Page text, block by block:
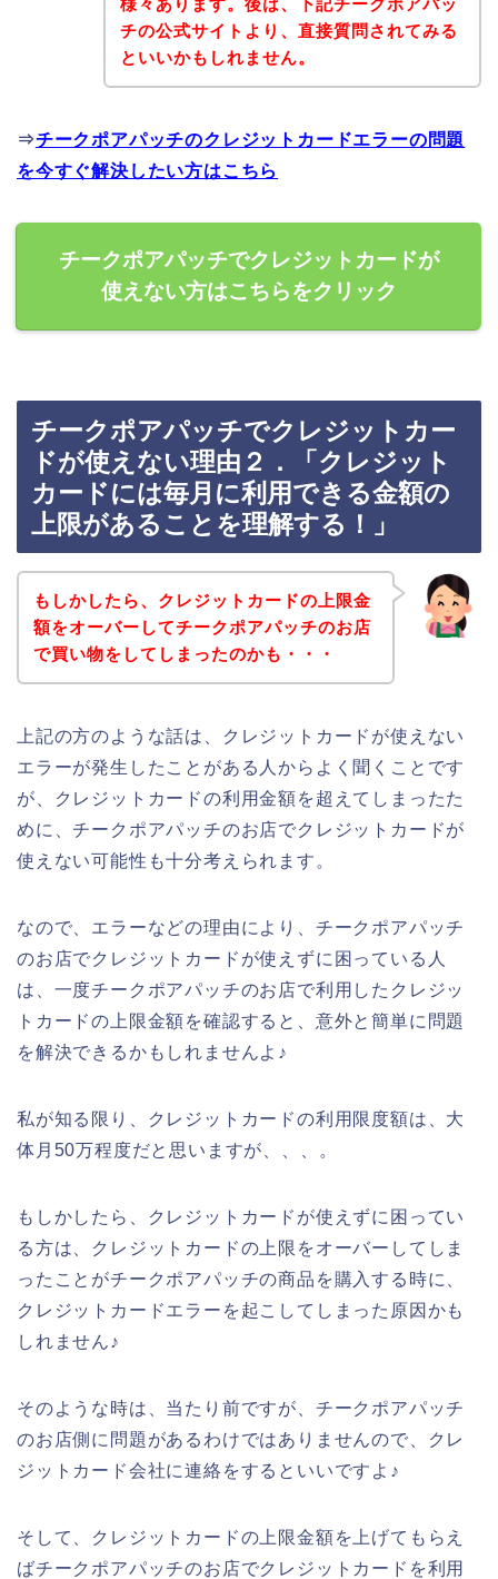
様々あります。後は、下記チークポアパッ
チの公式サイトより、直接質問されてみる
といいかもしれません。
⇒チークポアパッチのクレジットカードエラーの問題
を今すぐ解決したい方はこちら
チークポアパッチでクレジットカードが
使えない方はこちらをクリック
チークポアパッチでクレジットカー
ドが使えない理由２．「クレジット
カードには毎月に利用できる金額の
上限があることを理解する！」
もしかしたら、クレジットカードの上限金
額をオーバーしてチークポアパッチのお店
で買い物をしてしまったのかも・・・
上記の方のような話は、クレジットカードが使えない
エラーが発生したことがある人からよく聞くことです
が、クレジットカードの利用金額を超えてしまったた
めに、チークポアパッチのお店でクレジットカードが
使えない可能性も十分考えられます。
なので、エラーなどの理由により、チークポアパッチ
のお店でクレジットカードが使えずに困っている人
は、一度チークポアパッチのお店で利用したクレジッ
トカードの上限金額を確認すると、意外と簡単に問題
を解決できるかもしれませんよ♪
私が知る限り、クレジットカードの利用限度額は、大
体月50万程度だと思いますが、、、。
もしかしたら、クレジットカードが使えずに困ってい
る方は、クレジットカードの上限をオーバーしてしま
ったことがチークポアパッチの商品を購入する時に、
クレジットカードエラーを起こしてしまった原因かも
しれません♪
そのような時は、当たり前ですが、チークポアパッチ
のお店側に問題があるわけではありませんので、クレ
ジットカード会社に連絡をするといいですよ♪
そして、クレジットカードの上限金額を上げてもらえ
ばチークポアパッチのお店でクレジットカードを利用